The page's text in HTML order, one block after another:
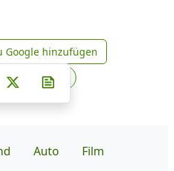
news.de zu Google
Google hinzufügen
auf Facebook
Teilen auf Whatsapp
Teilen auf Telegram
E-Mail teilen
Post auf XNewsletter
Auto
Film